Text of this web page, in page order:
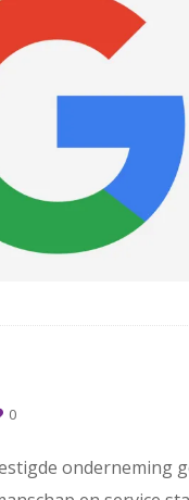
0